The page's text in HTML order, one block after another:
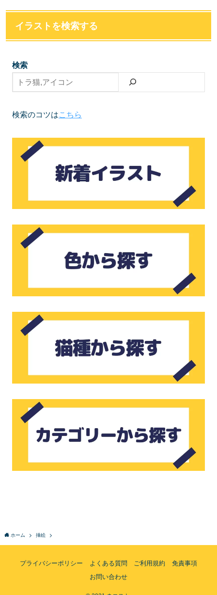
イラストを検索する
検索
検索のコツはこちら
ホーム 挿絵
プライバシーポリシー よくある質問 ご利用規約
免責事項
お問い合わせ